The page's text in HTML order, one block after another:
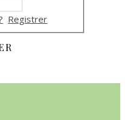
Registrer